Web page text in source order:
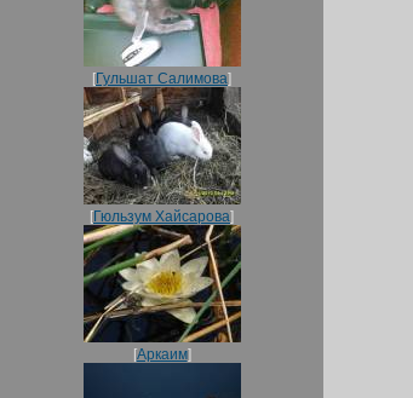
[Гульшат Салимова]
[Гюльзум Хайсарова]
[Аркаим]